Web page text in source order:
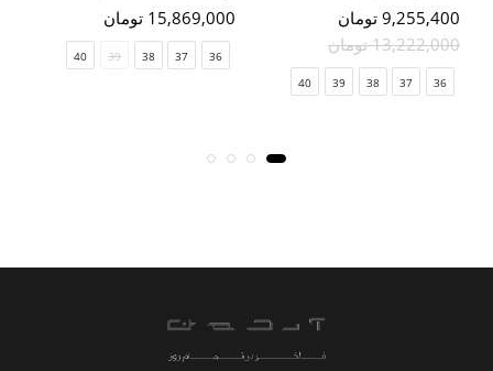
9,255,400 تومان
13,222,000 تومان
36
37
38
39
40
15,869,000 تومان
36
37
38
39
40